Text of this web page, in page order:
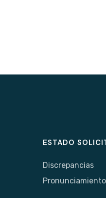
ESTADO
Discrepancias